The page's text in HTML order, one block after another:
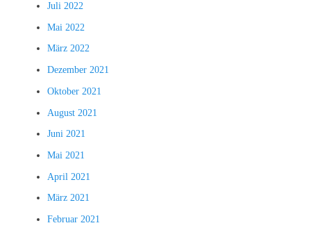
Juli 2022
Mai 2022
März 2022
Dezember 2021
Oktober 2021
August 2021
Juni 2021
Mai 2021
April 2021
März 2021
Februar 2021